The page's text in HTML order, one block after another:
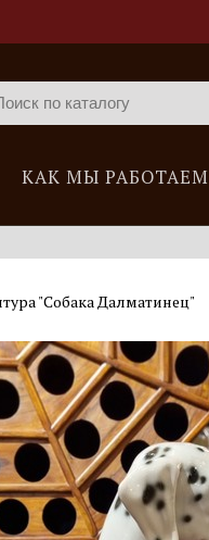
КАК МЫ РАБОТАЕМ
"Собака Далматинец"